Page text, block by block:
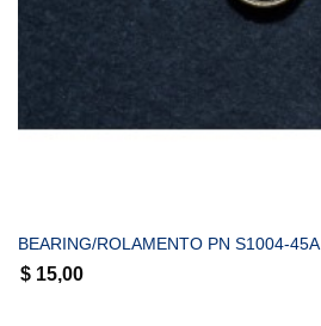
BEARING/ROLAMENTO PN S1004-45A
$ 15,00